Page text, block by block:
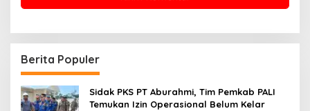
Berita Populer
Sidak PKS PT Aburahmi, Tim Pemkab PALI
Temukan Izin Operasional Belum Kelar